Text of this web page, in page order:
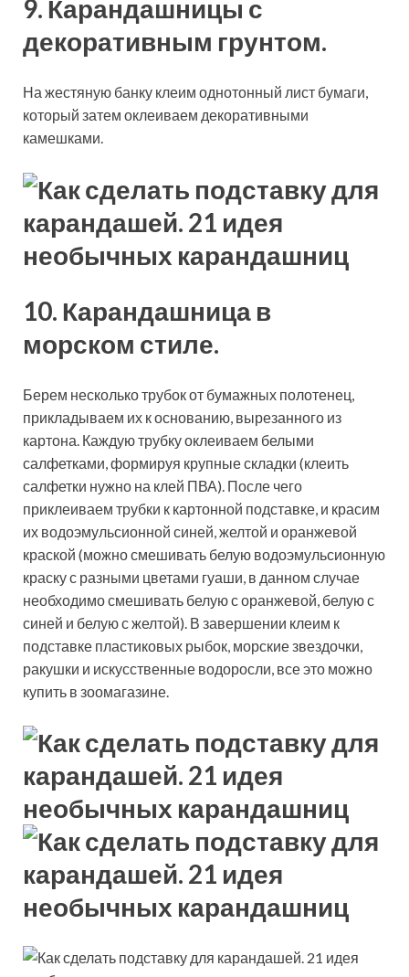
9. Карандашницы с
декоративным грунтом.
На жестяную банку клеим однотонный лист бумаги,
который затем оклеиваем декоративными
камешками.
10. Карандашница в
морском стиле.
Берем несколько трубок от бумажных полотенец,
прикладываем их к основанию, вырезанного из
картона. Каждую трубку оклеиваем белыми
салфетками, формируя крупные складки (клеить
салфетки нужно на клей ПВА). После чего
приклеиваем трубки к картонной подставке, и красим
их водоэмульсионной синей, желтой и оранжевой
краской (можно смешивать белую водоэмульсионную
краску с разными цветами гуаши, в данном случае
необходимо смешивать белую с оранжевой, белую с
синей и белую с желтой). В завершении клеим к
подставке пластиковых рыбок, морские звездочки,
ракушки и искусственные водоросли, все это можно
купить в зоомагазине.